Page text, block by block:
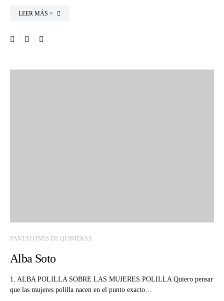
LEER MÁS >
PANTALONES DE QUIMERAS
Alba Soto
1. ALBA POLILLA SOBRE LAS MUJERES POLILLA Quiero pensar
que las mujeres polilla nacen en el punto exacto…